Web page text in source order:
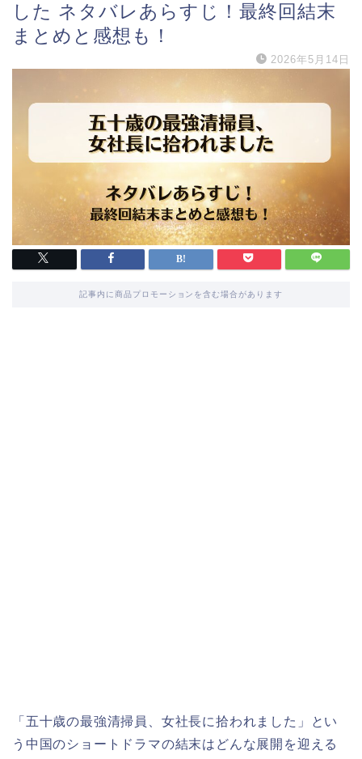
した ネタバレあらすじ！最終回結末
まとめと感想も！
2026年5月14日
記事内に商品プロモーションを含む場合があります
「五十歳の最強清掃員、女社長に拾われました」とい
う中国のショートドラマの結末はどんな展開を迎える